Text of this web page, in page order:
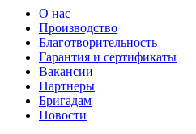
О нас
Производство
Благотворительность
Гарантия и сертификаты
Вакансии
Партнеры
Бригадам
Новости